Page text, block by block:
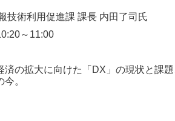
技術利用促進課 課長 内田了司氏
～11:00
済の拡大に向けた「DX」の現状と課
。